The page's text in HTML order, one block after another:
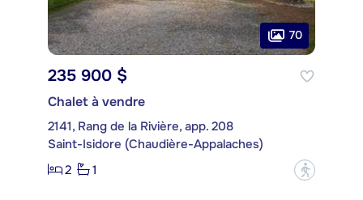
70
235 900 $
Chalet à vendre
2141, Rang de la Rivière, app. 208
Saint-Isidore (Chaudière-Appalaches)
2
1 ?